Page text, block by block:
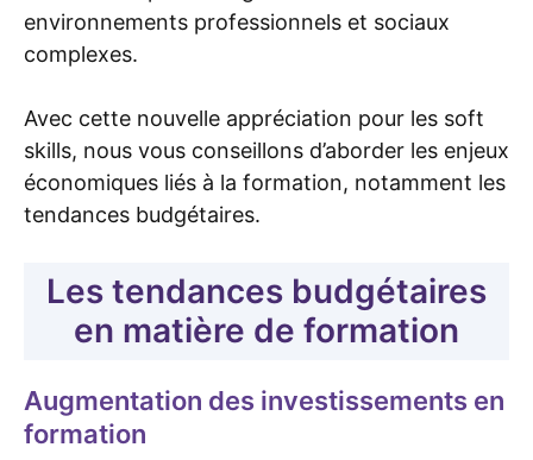
environnements professionnels et sociaux
complexes.
Avec cette nouvelle appréciation pour les soft
skills, nous vous conseillons d’aborder les enjeux
économiques liés à la formation, notamment les
tendances budgétaires.
Les tendances budgétaires
en matière de formation
Augmentation des investissements en
formation